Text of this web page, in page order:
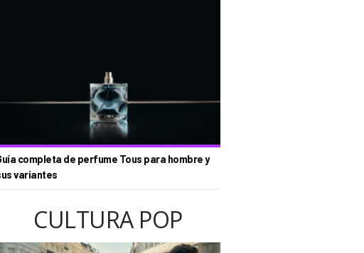
completa de perfume Tous para hombre y
variantes
CULTURA POP